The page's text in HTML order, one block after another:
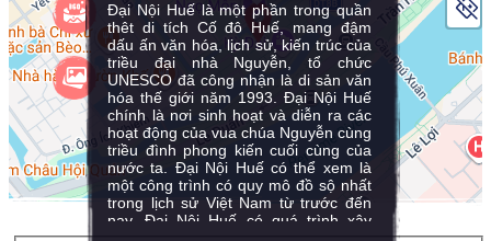
Đại Nội Huế là một phần trong quần
thêt di tích Cố đô Huế, mang đậm
dấu ấn văn hóa, lịch sử, kiến trúc của
triều đại nhà Nguyễn, tổ chức
UNESCO đã công nhận là di sản văn
hóa thế giới năm 1993. Đại Nội Huế
chính là nơi sinh hoạt và diễn ra các
hoạt động của vua chúa Nguyễn cùng
triều đình phong kiến cuối cùng của
nước ta. Đại Nội Huế có thể xem là
một công trình có quy mô đồ sộ nhất
trong lịch sử Việt Nam từ trước đến
nay. Đại Nội Huế có quá trình xây